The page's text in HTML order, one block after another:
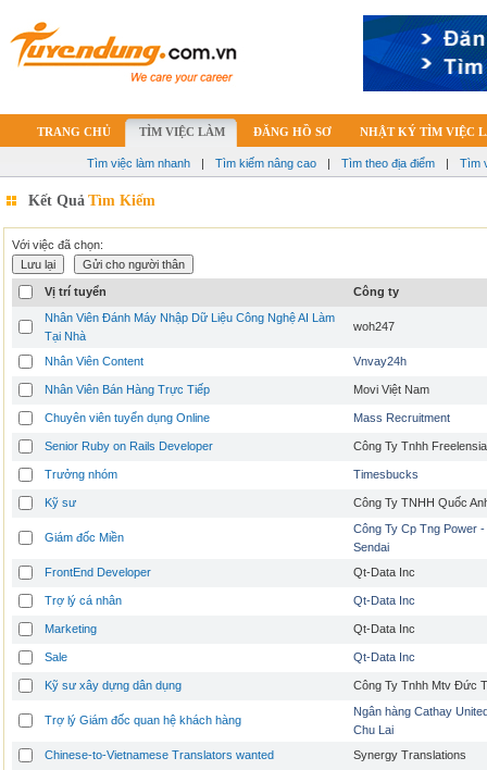
TRANG CHỦ TÌM VIỆC LÀM ĐĂNG HỒ SƠ NHẬT KÝ TÌM VIỆC
Tìm việc làm nhanh | Tìm kiếm nâng cao | Tìm theo địa điểm | Tìm
Kết Quả Tìm Kiếm
Với việc đã chọn:
Vị trí tuyển
Công ty
Nhân Viên Đánh Máy Nhập Dữ Liệu Công Nghệ AI Làm
Tại Nhà
woh247
Nhân Viên Content Vnvay24h
Nhân Viên Bán Hàng Trực Tiếp Movi Việt Nam
Chuyên viên tuyển dụng Online Mass Recruitment
Senior Ruby on Rails Developer Công Ty Tnhh Freelensia
Trưởng nhóm Timesbucks
Kỹ sư Công Ty TNHH Quốc
Giám đốc Miền
Công Ty Cp Tng Power
Sendai
FrontEnd Developer
Qt-Data Inc
Trợ lý cá nhân Qt-Data Inc
Marketing Qt-Data Inc
Sale Qt-Data Inc
Kỹ sư xây dựng dân dụng Công Ty Tnhh Mtv Đức
Trợ lý Giám đốc quan hệ khách hàng
Ngân hàng Cathay
Chu Lai
Chinese-to-Vietnamese Translators wanted
Synergy Translations